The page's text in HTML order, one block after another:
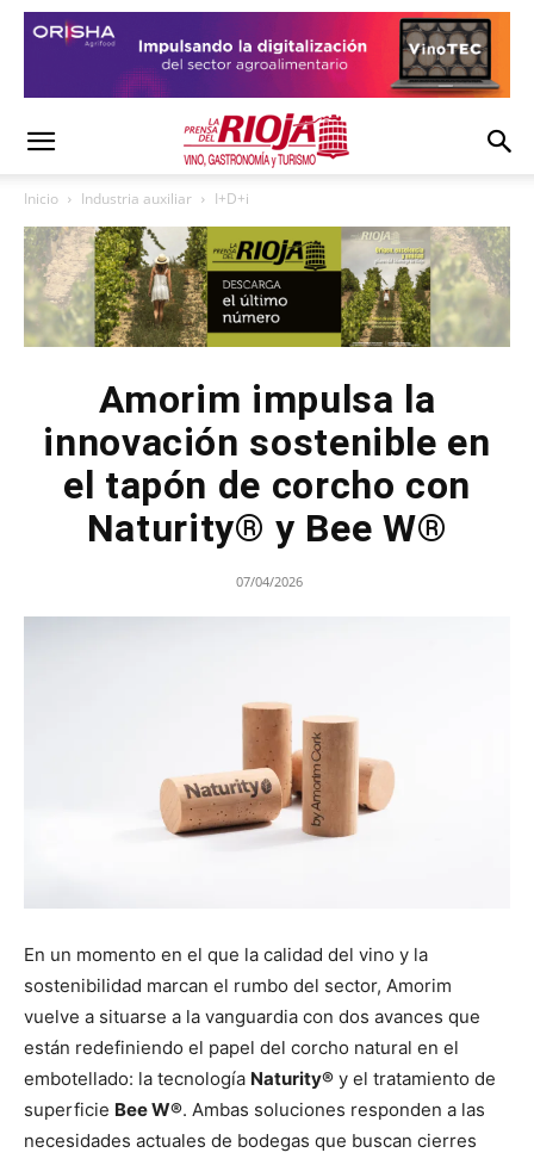
Inicio Industria auxiliar I+D+i
Amorim impulsa la
innovación sostenible en
el tapón de corcho con
Naturity® y Bee W®
07/04/2026
En un momento en el que la calidad del vino y la
sostenibilidad marcan el rumbo del sector, Amorim
vuelve a situarse a la vanguardia con dos avances que
están redefiniendo el papel del corcho natural en el
embotellado: la tecnología Naturity® y el tratamiento de
superficie Bee W®. Ambas soluciones responden a las
necesidades actuales de bodegas que buscan cierres